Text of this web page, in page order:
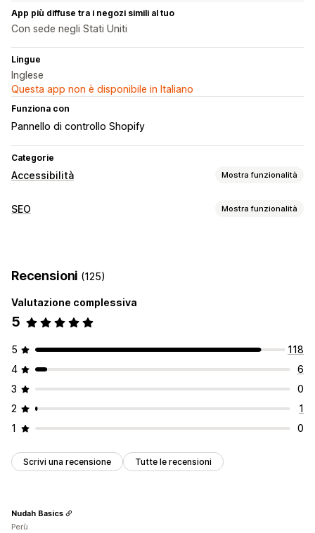
App più diffuse tra i negozi simili al tuo
Con sede negli Stati Uniti
Lingue
Inglese
Questa app non è disponibile in Italiano
Funziona con
Pannello di controllo Shopify
Categorie
Accessibilità Mostra funzionalità
Tipi di conformità
Testo alternativo
SEO
SEO Mostra funzionalità
Ottimizzazione immagini
Monitoraggio delle performance
Punteggio SEO Analisi
Recensioni (125)
Valutazione complessiva
5
5
118
4
6
3
0
2
1
1
0
Scrivi una recensione Tutte le recensioni
Nudah Basics
Perù